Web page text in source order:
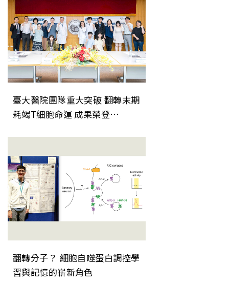
臺大醫院團隊重大突破 翻轉末期
耗竭T細胞命運 成果榮登
翻轉分子？ 細胞自噬蛋白調控學
習與記憶的嶄新角色